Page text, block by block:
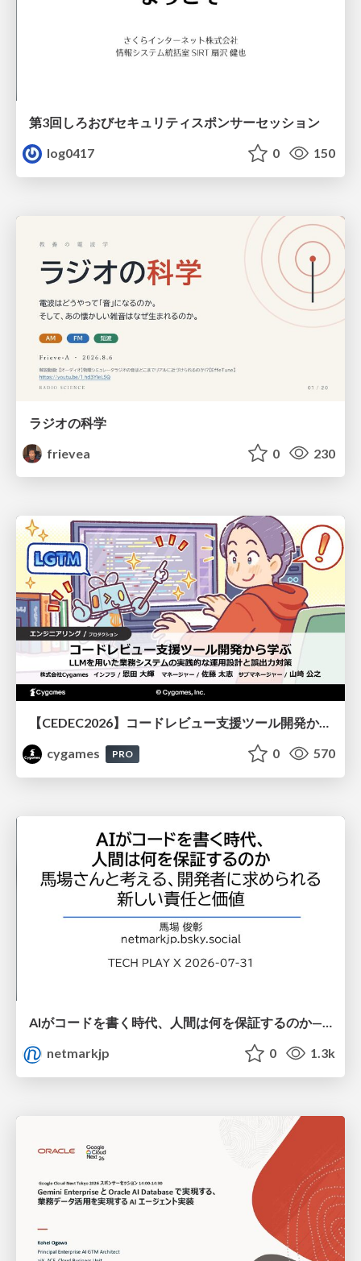
第3回しろおびセキュリティスポンサーセッション
log0417
0 150
ラジオの科学
frievea
0 230
【CEDEC2026】コードレビュー支援ツール開発から学ぶ：LLMを用いた業務システムの実践的な運用設計と誤出力対策
cygames
PRO 0 570
AIがコードを書く時代、人間は何を保証するのか———馬場さんと考える、開発者に求められる新しい責任と価値 - TECH PLAY
netmarkjp
0 1.3k